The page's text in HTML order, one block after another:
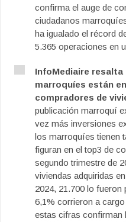
confirma el auge de
ciudadanos
ha igualado el récord
5.365 operaciones en
InfoMediaire
marroquíes están
compradores de
publicación marroquí
vez más inversiones
los marroquíes tienen
figuran en el top3 de
segundo trimestre de
viviendas adquiridas
2024, 21.700 lo
6,1% corrieron a
estas cifras confirman